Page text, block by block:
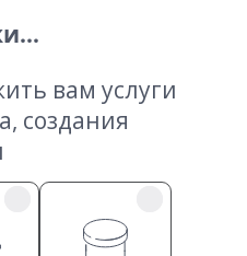
вам услуги
создания